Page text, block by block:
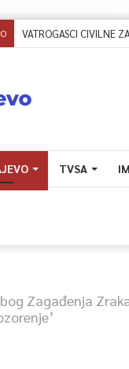
TVSA
Zagađenja